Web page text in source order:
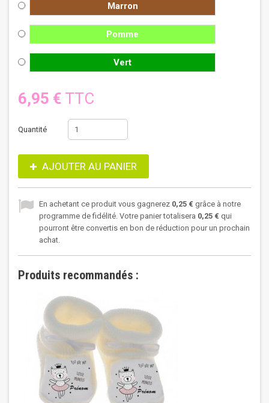
Marron
Pomme
Vert
6,95 € TTC
Quantité
AJOUTER AU PANIER
En achetant ce produit vous gagnerez 0,25 € grâce à notre
programme de fidélité. Votre panier totalisera 0,25 € qui
pourront être convertis en bon de réduction pour un prochain
achat.
Produits recommandés :